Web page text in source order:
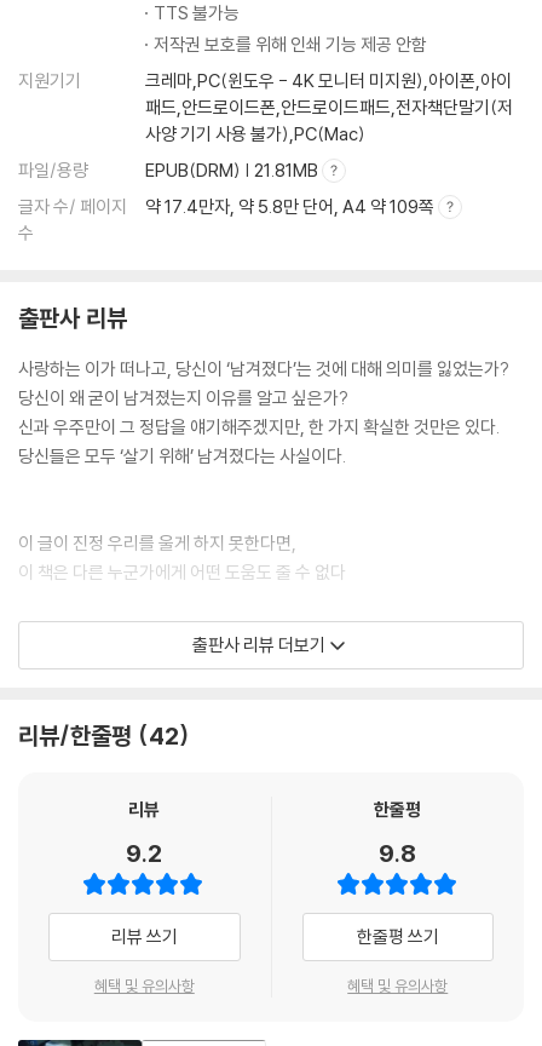
TTS 불가능
저작권 보호를 위해 인쇄 기능 제공 안함
지원기기
크레마,PC(윈도우 - 4K 모니터 미지원),아이폰,아이
패드,안드로이드폰,안드로이드패드,전자책단말기(저
사양 기기 사용 불가),PC(Mac)
파일/용량
EPUB(DRM) | 21.81MB
글자 수/ 페이지
수
약 17.4만자, 약 5.8만 단어, A4 약 109쪽
출판사 리뷰
사랑하는 이가 떠나고, 당신이 ‘남겨졌다’는 것에 대해 의미를 잃었는가?
당신이 왜 굳이 남겨졌는지 이유를 알고 싶은가?
신과 우주만이 그 정답을 얘기해주겠지만, 한 가지 확실한 것만은 있다.
당신들은 모두 ‘살기 위해’ 남겨졌다는 사실이다.
이 글이 진정 우리를 울게 하지 못한다면,
이 책은 다른 누군가에게 어떤 도움도 줄 수 없다
〈상실 수업〉은 사랑하는 사람을 떠나보낸 이들에게 전하는 메시지로,
상실의 아픔을 겪고 있는 이들을 위한 책이다
교될 수 없다. 당신의 세계는 그대로 멈춰버린다. 하지만 우리는 떠나간 이
의 아픔을 겪고 있는 이들을 위한 책이다. ‘부정 분노 타협 절망 수용’의 단
계를 거쳐 정신적 심리적 상처를 치유하고 죽음과 남겨짐에 대한 실천적
도움을 통해 상실과 함께 살아가는 법을 가르쳐주고 있다. 〈상실 수업〉은
상실의 비탄과 고통을 경험해보지 않은 채 상실의 고통을 이해라도 하는
듯 설명하는 책이 아니다. 이 책의 진정성은 상실의 아픔을 체험한 이들이
로 보여준다.
출판사 리뷰 더보기
리뷰/한줄평 42
리뷰
9.2
리뷰 쓰기
혜택 및 유의사항
한줄평
9.8
한줄평 쓰기
혜택 및 유의사항